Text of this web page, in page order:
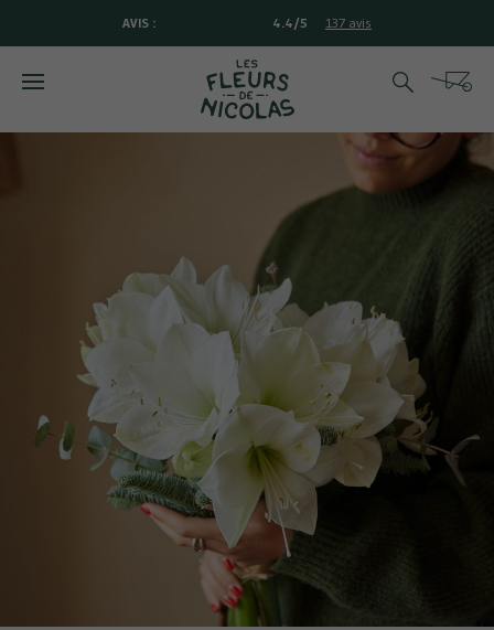
AVIS : 4.4/5 137 avis
Rechercher
Cart